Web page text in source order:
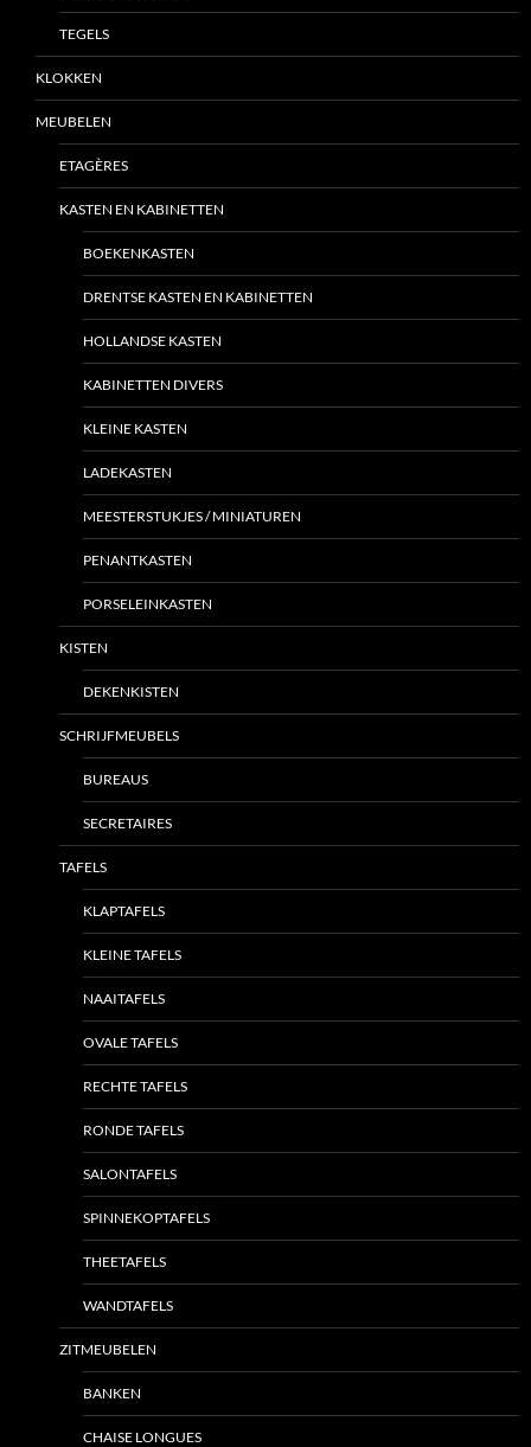
TEGELS
KLOKKEN
MEUBELEN
ETAGÈRES
KASTEN EN KABINETTEN
BOEKENKASTEN
DRENTSE KASTEN EN KABINETTEN
HOLLANDSE KASTEN
KABINETTEN DIVERS
KLEINE KASTEN
LADEKASTEN
MEESTERSTUKJES / MINIATUREN
PENANTKASTEN
PORSELEINKASTEN
KISTEN
DEKENKISTEN
SCHRIJFMEUBELS
BUREAUS
SECRETAIRES
TAFELS
KLAPTAFELS
KLEINE TAFELS
NAAITAFELS
OVALE TAFELS
RECHTE TAFELS
RONDE TAFELS
SALONTAFELS
SPINNEKOPTAFELS
THEETAFELS
WANDTAFELS
ZITMEUBELEN
BANKEN
CHAISE LONGUES